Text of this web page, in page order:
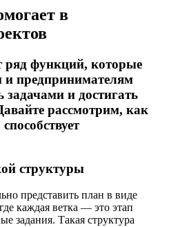
в
ряд функций, которые
предпринимателям
и достигать
рассмотрим, как
структуры
представить план в виде
каждая ветка — это этап
задания. Такая структура